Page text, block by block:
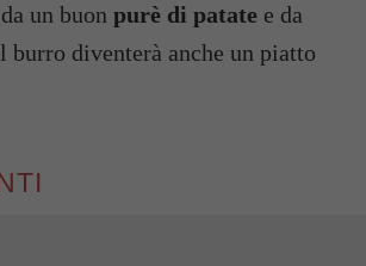
un buon purè di patate e da
burro diventerà anche un piatto